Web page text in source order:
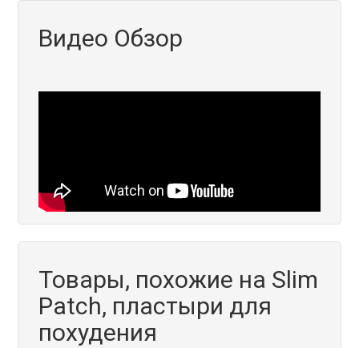
Видео Обзор
Товары, похожие на Slim
Patch, пластыри для
похудения